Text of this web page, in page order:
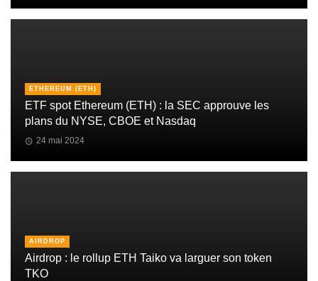
ETHEREUM (ETH)
ETF spot Ethereum (ETH) : la SEC approuve les
plans du NYSE, CBOE et Nasdaq
24 mai 2024
AIRDROP
Airdrop : le rollup ETH Taiko va larguer son token
TKO